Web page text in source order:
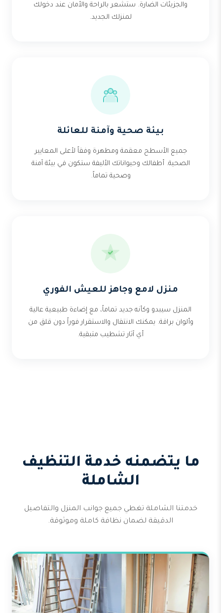
والجزيئات الضارة. ستشعر بالراحة والأمان عند دخولك
لمنزلك الجديد.
بيئة صحية وآمنة للعائلة
جميع الأسطح معقمة ومطهرة وفقاً لأعلى المعايير
الصحية. أطفالك وحيواناتك الأليفة ستكون في بيئة آمنة
وصحية تماماً.
منزل لامع وجاهز للعيش الفوري
المنزل سيبدو وكأنه جديد تماماً، مع إضاءة طبيعية عالية
وألوان براقة. يمكنك الانتقال والاستقرار فوراً دون قلق من
أي آثار تشطيب متبقية.
ما يتضمنه خدمة التنظيف
الشاملة
خدمتنا الشاملة تغطي جميع جوانب المنزل والتفاصيل
الدقيقة لضمان نظافة كاملة وموثوقة.